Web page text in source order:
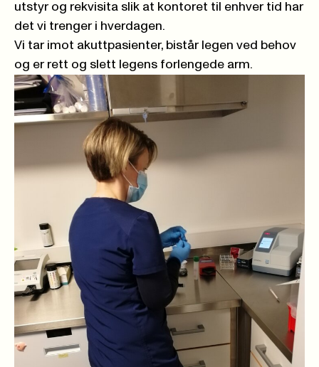
utstyr og rekvisita slik at kontoret til enhver tid har
det vi trenger i hverdagen.
Vi tar imot akuttpasienter, bistår legen ved behov
og er rett og slett legens forlengede arm.